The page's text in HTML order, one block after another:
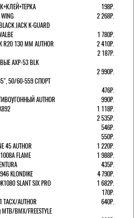
198Р.
2 268Р.
JACK K-GUARD
1 780Р.
R20 130 ММ AUTHOR
2 410Р.
2 187Р.
AXP-53 BLK
2 990Р.
50/60-559 СПОРТ
476Р.
AUTHOR
990Р.
1 118Р.
2 535Р.
546Р.
550Р.
AUTHOR
1 220Р.
FLAME
1 988Р.
435Р.
KLONDIKE
4 790Р.
SLANT SIX PRO
1 682Р.
170Р.
AUTHOR
640Р.
BMX/FREESTYLE